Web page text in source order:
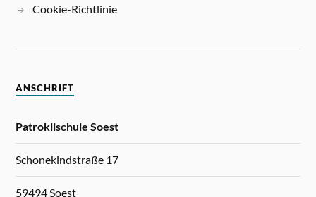
Cookie-Richtlinie
ANSCHRIFT
Patroklischule Soest
Schonekindstraße 17
59494 Soest